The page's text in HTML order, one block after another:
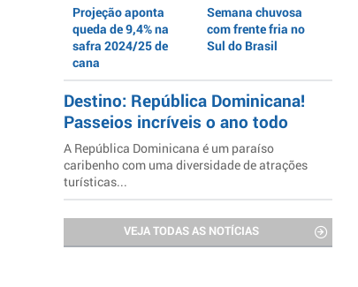
Projeção aponta
queda de 9,4% na
safra 2024/25 de
cana
Semana chuvosa
com frente fria no
Sul do Brasil
Destino: República Dominicana!
Passeios incríveis o ano todo
A República Dominicana é um paraíso
caribenho com uma diversidade de atrações
turísticas...
VEJA TODAS AS NOTÍCIAS